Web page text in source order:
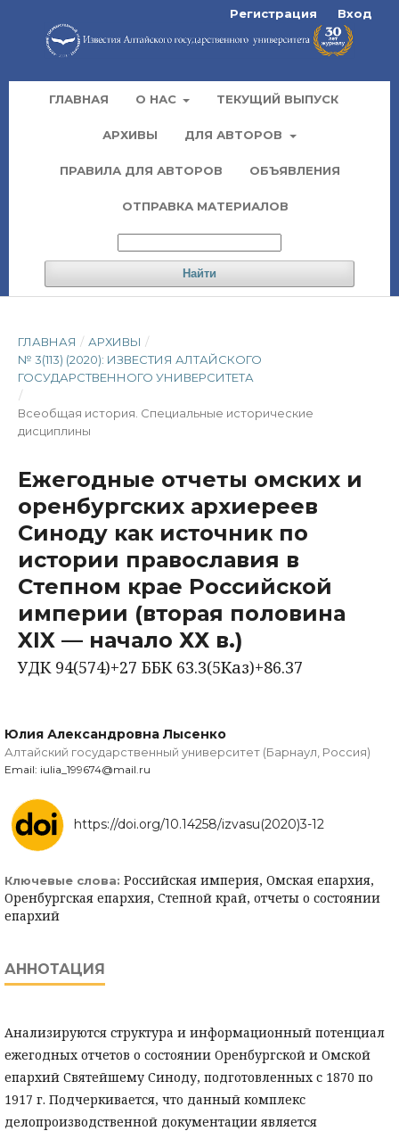
ГЛАВНАЯ О НАС ТЕКУЩИЙ ВЫПУСК
АРХИВЫ ДЛЯ АВТОРОВ
ПРАВИЛА ДЛЯ АВТОРОВ ОБЪЯВЛЕНИЯ
ОТПРАВКА МАТЕРИАЛОВ
Найти
Регистрация Вход
ГЛАВНАЯ / АРХИВЫ /
№ 3(113) (2020): ИЗВЕСТИЯ АЛТАЙСКОГО
ГОСУДАРСТВЕННОГО УНИВЕРСИТЕТА
/
Всеобщая история. Специальные исторические
дисциплины
Ежегодные отчеты омских и
оренбургских архиереев
Синоду как источник по
истории православия в
Степном крае Российской
империи (вторая половина
XIX — начало ХХ в.)
УДК 94(574)+27 ББК 63.3(5Каз)+86.37
Юлия Александровна Лысенко
Алтайский государственный университет (Барнаул, Россия)
Email: iulia_199674@mail.ru
https://doi.org/10.14258/izvasu(2020)3-12
Ключевые слова: Российская империя, Омская епархия,
Оренбургская епархия, Степной край, отчеты о состоянии
епархий
АННОТАЦИЯ
Анализируются структура и информационный потенциал
ежегодных отчетов о состоянии Оренбургской и Омской
епархий Святейшему Синоду, подготовленных с 1870 по
1917 г. Подчеркивается, что данный комплекс
делопроизводственной документации является